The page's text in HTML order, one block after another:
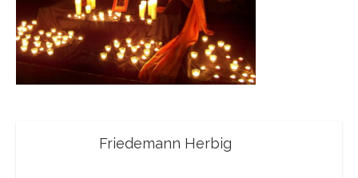
Friedemann Herbig